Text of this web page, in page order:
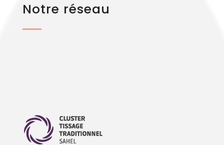
Notre réseau